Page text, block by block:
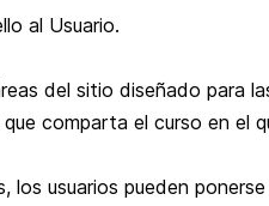
al Usuario.
del sitio diseñado para
comparta el curso en el
los usuarios pueden